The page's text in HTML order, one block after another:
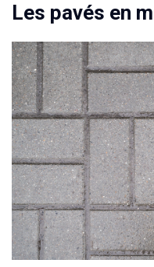
Les pavés en